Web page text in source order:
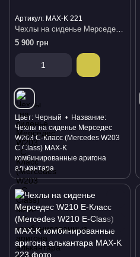
Артикул: MAX-K 221
Чехлы на сиденье Мерседес W203 С-Класс (Mercedes W203 С Class) MAX-K комбинированные аригона алькантара
5 900 грн
Цвет Черный
Название
Чехлы на сиденье Мерседес
W203 С-Класс (Mercedes W203
С Class) MAX-K
комбинированные аригона
алькантара